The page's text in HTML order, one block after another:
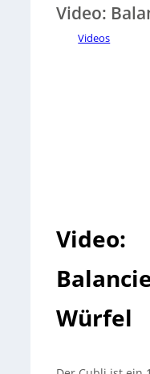
Video:
Videos
Video:
Würfel